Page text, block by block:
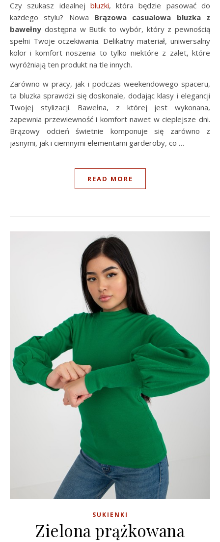
Czy szukasz idealnej bluzki, która będzie pasować do
każdego stylu? Nowa Brązowa casualowa bluzka z
bawełny dostępna w Butik to wybór, który z pewnością
spełni Twoje oczekiwania. Delikatny materiał, uniwersalny
kolor i komfort noszenia to tylko niektóre z zalet, które
wyróżniają ten produkt na tle innych.
Zarówno w pracy, jak i podczas weekendowego spaceru,
ta bluzka sprawdzi się doskonale, dodając klasy i elegancji
Twojej stylizacji. Bawełna, z której jest wykonana,
zapewnia przewiewność i komfort nawet w cieplejsze dni.
Brązowy odcień świetnie komponuje się zarówno z
jasnymi, jak i ciemnymi elementami garderoby, co …
READ MORE
SUKIENKI
Zielona prążkowana